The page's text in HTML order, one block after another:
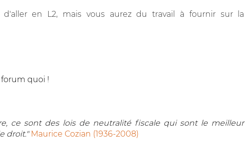
en L2, mais vous aurez du travail à fournir sur la
quoi !
ce sont des lois de neutralité fiscale qui sont le meilleur
droit." Maurice Cozian (1936-2008)